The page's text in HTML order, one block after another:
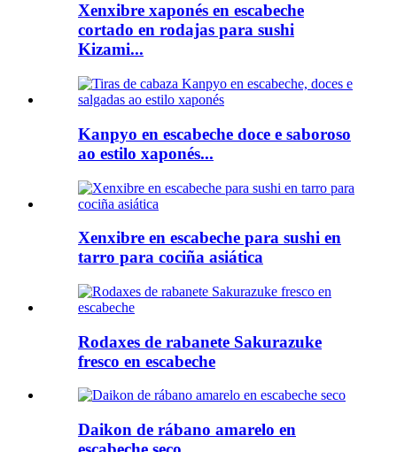
Xenxibre xaponés en escabeche
cortado en rodajas para sushi
Kizami...
Kanpyo en escabeche doce e saboroso
ao estilo xaponés...
Xenxibre en escabeche para sushi en
tarro para cociña asiática
Rodaxes de rabanete Sakurazuke
fresco en escabeche
Daikon de rábano amarelo en